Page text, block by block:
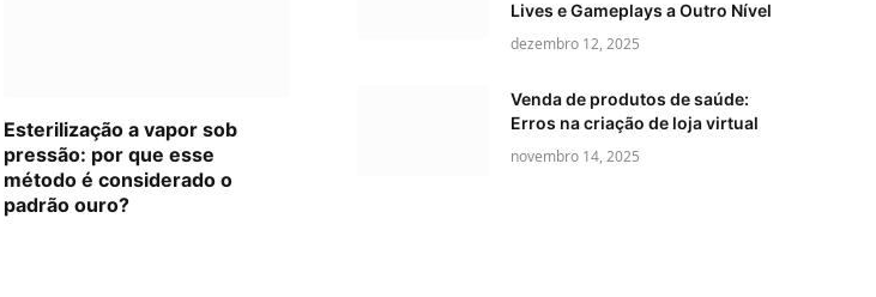
Esterilização a vapor sob
pressão: por que esse
método é considerado o
padrão ouro?
Lives e Gameplays a Outro Nível
dezembro 12, 2025
Venda de produtos de saúde:
Erros na criação de loja virtual
novembro 14, 2025